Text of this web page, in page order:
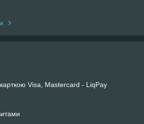
Visa, Mastercard - LiqPay